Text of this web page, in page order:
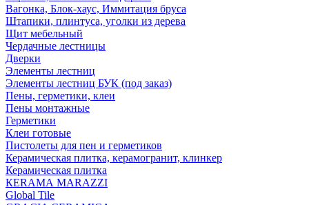
Вагонка, Блок-хаус, Иммитация бруса
Штапики, плинтуса, уголки из дерева
Щит мебельный
Чердачные лестницы
Дверки
Элементы лестниц
Элементы лестниц БУК (под заказ)
Пены, герметики, клеи
Пены монтажные
Герметики
Клеи готовые
Пистолеты для пен и герметиков
Керамическая плитка, керамогранит, клинкер
Керамическая плитка
КЕRАМА MARAZZI
Global Tile